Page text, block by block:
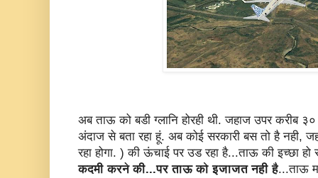
अब ताऊ को बडी ग्लानि होरही थी. जहाज उपर करीब
अंदाज से बता रहा हूं. अब कोई सरकारी बस तो है नही,
रहा होगा. ) की ऊंचाई पर उड रहा है...ताऊ की इच्छा
कदमी करने की...पर ताऊ को इजाजत नही है...ताऊ